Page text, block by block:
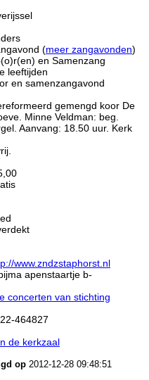
(meer zangavonden)
en Samenzang
leeftijden
en samenzangavond
gemengd koor De
Minne Veldman: beg.
Aanvang: 18.50 uur. Kerk
www.zndzstaphorst.nl
apenstaartje b-
concerten van stichting
464827
de kerkzaal
op 2012-12-28 09:48:51